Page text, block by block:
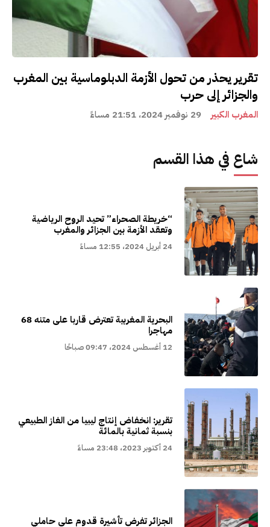
تقرير يحذر من تحول الأزمة الدبلوماسية بين المغرب
والجزائر إلى حرب
المغرب الكبير 29 نوفمبر 2024، 21:51 مساءً
شاع في هذا القسم
“خريطة الصحراء” تحيد الروح الرياضية
وتعقد الأزمة بين الجزائر والمغرب
24 أبريل 2024، 12:55 مساءً
البحرية المغربية تعترض قاربا على متنه 68
مهاجرا
12 أغسطس 2024، 09:47 صباحًا
تقرير: انخفاض إنتاج ليبيا من الغاز الطبيعي
بنسبة ثمانية بالمائة
24 أكتوبر 2023، 23:48 مساءً
الجزائر تفرض تأشيرة قدوم على حاملي